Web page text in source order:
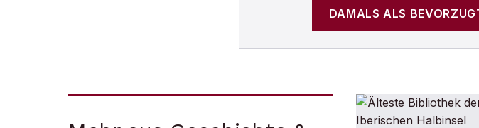
DAMALS ALS